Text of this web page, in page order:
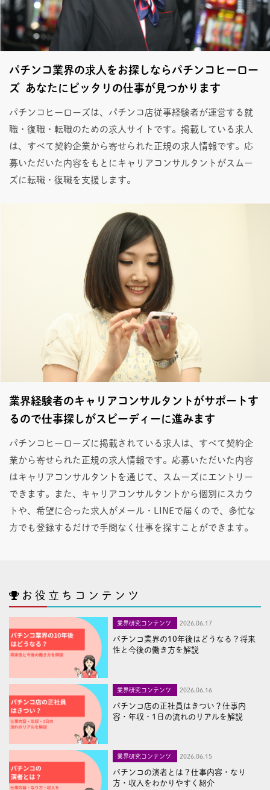
パチンコ業界の求人をお探しならパチンコヒーロー
ズ あなたにピッタリの仕事が見つかります
パチンコヒーローズは、パチンコ店従事経験者が運営する就
職・復職・転職のための求人サイトです。掲載している求人
は、すべて契約企業から寄せられた正規の求人情報です。応
募いただいた内容をもとにキャリアコンサルタントがスムー
ズに転職・復職を支援します。
業界経験者のキャリアコンサルタントがサポートす
るので仕事探しがスピーディーに進みます
パチンコヒーローズに掲載されている求人は、すべて契約企
業から寄せられた正規の求人情報です。応募いただいた内容
はキャリアコンサルタントを通じて、スムーズにエントリー
できます。また、キャリアコンサルタントから個別にスカウ
トや、希望に合った求人がメール・LINEで届くので、多忙な
方でも登録するだけで手間なく仕事を探すことができます。
お役立ちコンテンツ
業界研究コンテンツ 2026,06,17
パチンコ業界の10年後はどうなる？将来
性と今後の働き方を解説
業界研究コンテンツ 2026,06,16
パチンコ店の正社員はきつい？仕事内
容・年収・1日の流れのリアルを解説
業界研究コンテンツ 2026,06,15
パチンコの演者とは？仕事内容・なり
方・収入をわかりやすく紹介